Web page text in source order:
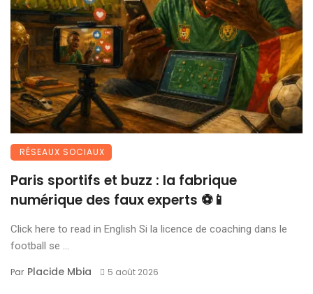
RÉSEAUX SOCIAUX
Paris sportifs et buzz : la fabrique
numérique des faux experts ⚽📱
Click here to read in English Si la licence de coaching dans le
football se ...
Par Placide Mbia 5 août 2026